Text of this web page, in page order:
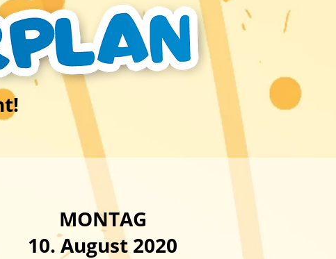
MONTAG
10. August 2020